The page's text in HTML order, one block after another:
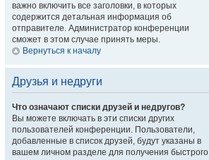
важно включить все заголовки, в которых
содержится детальная информация об
отправителе. Администратор конференции
сможет в этом случае принять меры.
Вернуться к началу
Друзья и недруги
Что означают списки друзей и недругов?
Вы можете включать в эти списки других
пользователей конференции. Пользователи,
добавленные в список друзей, будут указаны в
вашем личном разделе для получения быстрого